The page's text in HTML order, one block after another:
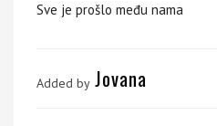
Sve je prošlo među nama
Added by Jovana